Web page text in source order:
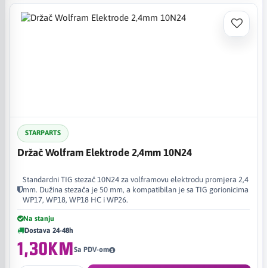
STARPARTS
Držač Wolfram Elektrode 2,4mm 10N24
Standardni TIG stezač 10N24 za volframovu elektrodu promjera 2,4
mm. Dužina stezača je 50 mm, a kompatibilan je sa TIG gorionicima
WP17, WP18, WP18 HC i WP26.
Na stanju
Dostava 24-48h
1,30KMSa PDV-om